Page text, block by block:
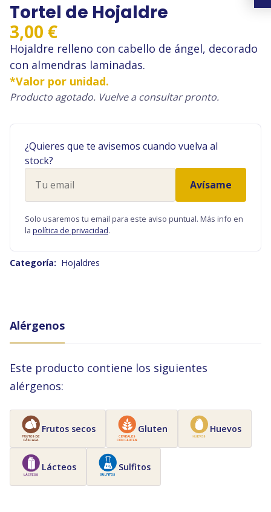
Tortel de Hojaldre
3,00 €
Hojaldre relleno con cabello de ángel, decorado
con almendras laminadas.
*Valor por unidad.
Producto agotado. Vuelve a consultar pronto.
¿Quieres que te avisemos cuando vuelva al
stock?
email
Avísame
Solo usaremos tu email para este aviso puntual. Más info en
la política de privacidad.
Categoría: Hojaldres
Alérgenos
Este producto contiene los siguientes
alérgenos:
Frutos secos Gluten Huevos
Lácteos Sulfitos